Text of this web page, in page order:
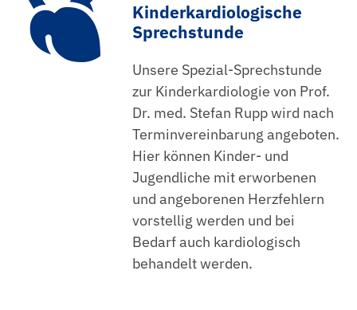
Kinderkardiologische
Sprechstunde
Unsere Spezial-Sprechstunde
zur Kinderkardiologie von Prof.
Dr. med. Stefan Rupp wird nach
Terminvereinbarung angeboten.
Hier können Kinder- und
Jugendliche mit erworbenen
und angeborenen Herzfehlern
vorstellig werden und bei
Bedarf auch kardiologisch
behandelt werden.